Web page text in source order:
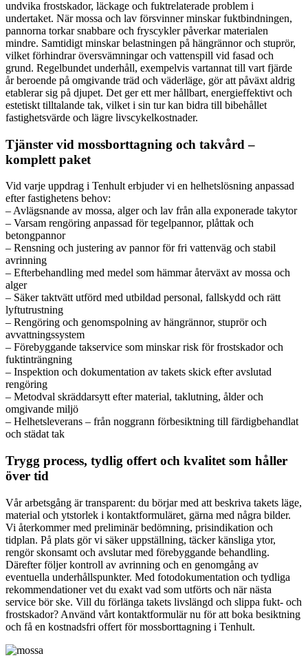
undvika frostskador, läckage och fuktrelaterade problem i
undertaket. När mossa och lav försvinner minskar fuktbindningen,
pannorna torkar snabbare och fryscykler påverkar materialen
mindre. Samtidigt minskar belastningen på hängrännor och stuprör,
vilket förhindrar översvämningar och vattenspill vid fasad och
grund. Regelbundet underhåll, exempelvis vartannat till vart fjärde
år beroende på omgivande träd och väderläge, gör att påväxt aldrig
etablerar sig på djupet. Det ger ett mer hållbart, energieffektivt och
estetiskt tilltalande tak, vilket i sin tur kan bidra till bibehållet
fastighetsvärde och lägre livscykelkostnader.
Tjänster vid mossborttagning och takvård –
komplett paket
Vid varje uppdrag i Tenhult erbjuder vi en helhetslösning anpassad
efter fastighetens behov:
– Avlägsnande av mossa, alger och lav från alla exponerade takytor
– Varsam rengöring anpassad för tegelpannor, plåttak och
betongpannor
– Rensning och justering av pannor för fri vattenväg och stabil
avrinning
– Efterbehandling med medel som hämmar återväxt av mossa och
alger
– Säker taktvätt utförd med utbildad personal, fallskydd och rätt
lyftutrustning
– Rengöring och genomspolning av hängrännor, stuprör och
avvattningssystem
– Förebyggande takservice som minskar risk för frostskador och
fuktinträngning
– Inspektion och dokumentation av takets skick efter avslutad
rengöring
– Metodval skräddarsytt efter material, taklutning, ålder och
omgivande miljö
– Helhetsleverans – från noggrann förbesiktning till färdigbehandlat
och städat tak
Trygg process, tydlig offert och kvalitet som håller
över tid
Vår arbetsgång är transparent: du börjar med att beskriva takets läge,
material och ytstorlek i kontaktformuläret, gärna med några bilder.
Vi återkommer med preliminär bedömning, prisindikation och
tidplan. På plats gör vi säker uppställning, täcker känsliga ytor,
rengör skonsamt och avslutar med förebyggande behandling.
Därefter följer kontroll av avrinning och en genomgång av
eventuella underhållspunkter. Med fotodokumentation och tydliga
rekommendationer vet du exakt vad som utförts och när nästa
service bör ske. Vill du förlänga takets livslängd och slippa fukt- och
frostskador? Använd vårt kontaktformulär nu för att boka besiktning
och få en kostnadsfri offert för mossborttagning i Tenhult.